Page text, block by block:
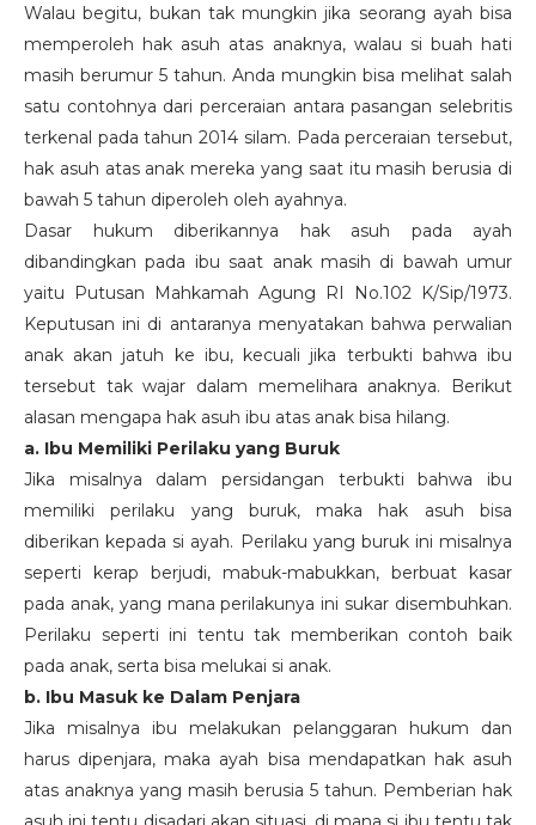
Walau begitu, bukan tak mungkin jika seorang ayah bisa
memperoleh hak asuh atas anaknya, walau si buah hati
masih berumur 5 tahun. Anda mungkin bisa melihat salah
satu contohnya dari perceraian antara pasangan selebritis
terkenal pada tahun 2014 silam. Pada perceraian tersebut,
hak asuh atas anak mereka yang saat itu masih berusia di
bawah 5 tahun diperoleh oleh ayahnya.
Dasar hukum diberikannya hak asuh pada ayah
dibandingkan pada ibu saat anak masih di bawah umur
yaitu Putusan Mahkamah Agung RI No.102 K/Sip/1973.
Keputusan ini di antaranya menyatakan bahwa perwalian
anak akan jatuh ke ibu, kecuali jika terbukti bahwa ibu
tersebut tak wajar dalam memelihara anaknya. Berikut
alasan mengapa hak asuh ibu atas anak bisa hilang.
a. Ibu Memiliki Perilaku yang Buruk
Jika misalnya dalam persidangan terbukti bahwa ibu
memiliki perilaku yang buruk, maka hak asuh bisa
diberikan kepada si ayah. Perilaku yang buruk ini misalnya
seperti kerap berjudi, mabuk-mabukkan, berbuat kasar
pada anak, yang mana perilakunya ini sukar disembuhkan.
Perilaku seperti ini tentu tak memberikan contoh baik
pada anak, serta bisa melukai si anak.
b. Ibu Masuk ke Dalam Penjara
Jika misalnya ibu melakukan pelanggaran hukum dan
harus dipenjara, maka ayah bisa mendapatkan hak asuh
atas anaknya yang masih berusia 5 tahun. Pemberian hak